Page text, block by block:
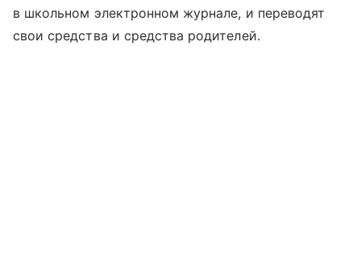
в школьном электронном журнале, и переводят
свои средства и средства родителей.